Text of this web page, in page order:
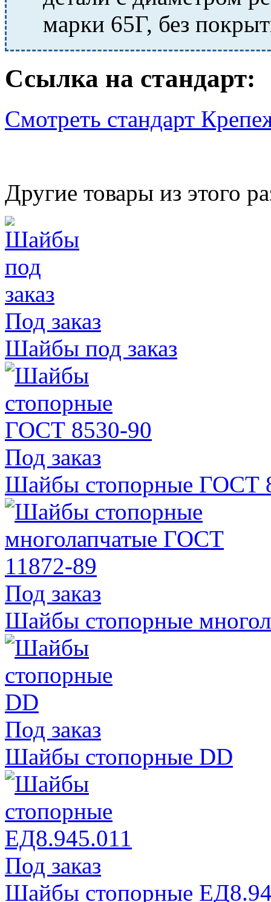
марки 65Г, без
Ссылка на стандарт:
Смотреть стандарт
Другие товары из этого
Под заказ
Шайбы под заказ
Под заказ
Шайбы стопорные ГОСТ
Под заказ
Шайбы стопорные
Под заказ
Шайбы стопорные DD
Под заказ
Шайбы стопорные